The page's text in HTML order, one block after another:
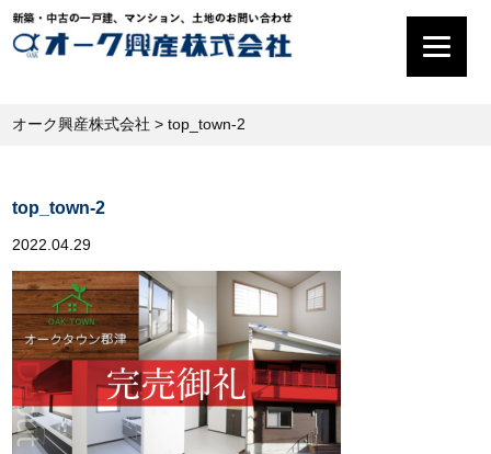
オーク興産株式会社 >top_town-2
top_town-2
2022.04.29